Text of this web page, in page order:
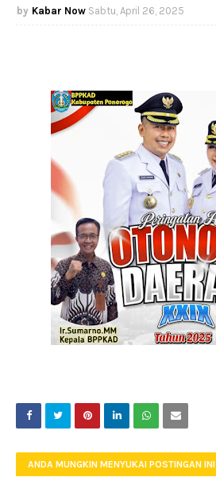
Kabar Now Sabtu, April 26, 2025
ANDA MUNGKIN MENYUKAI POSTINGAN INI